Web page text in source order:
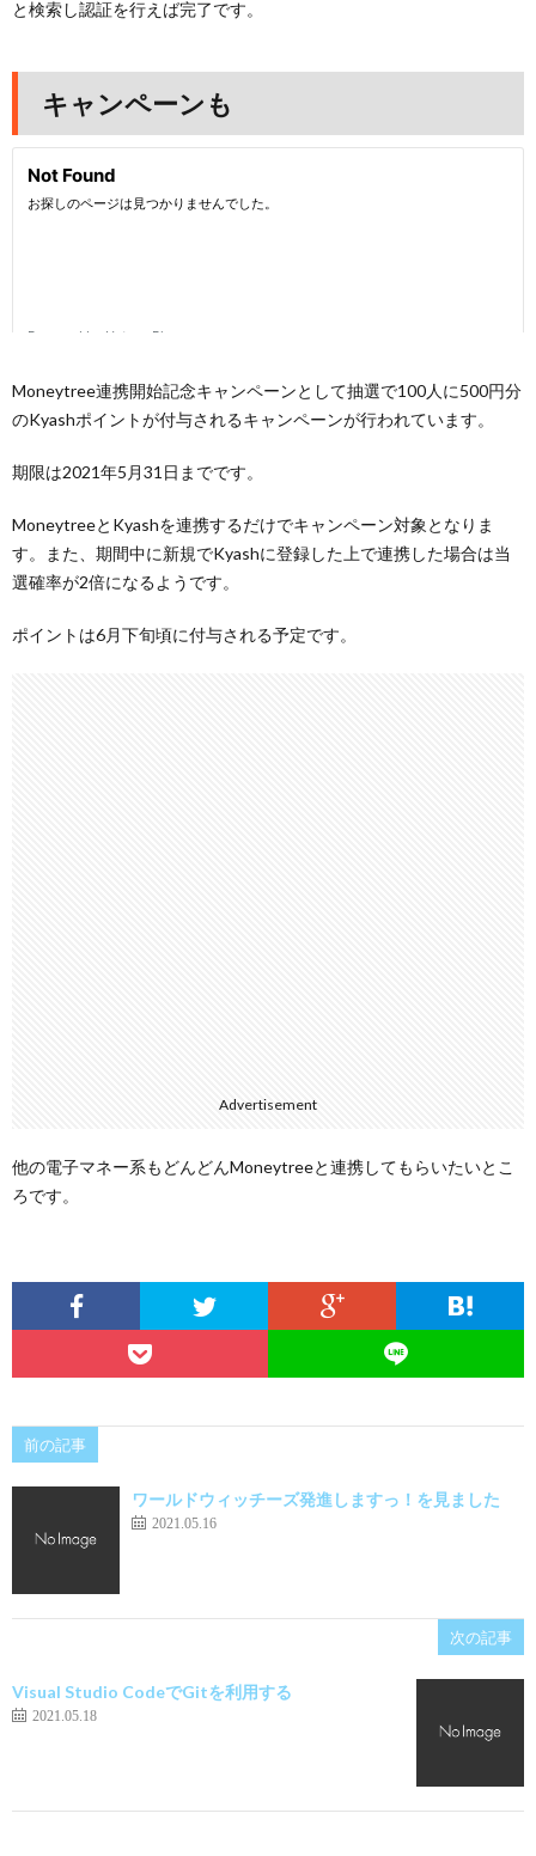
と検索し認証を行えば完了です。
キャンペーンも
Moneytree連携開始記念キャンペーンとして抽選で100人に500円分
のKyashポイントが付与されるキャンペーンが行われています。
期限は2021年5月31日までです。
MoneytreeとKyashを連携するだけでキャンペーン対象となりま
す。また、期間中に新規でKyashに登録した上で連携した場合は当
選確率が2倍になるようです。
ポイントは6月下旬頃に付与される予定です。
Advertisement
他の電子マネー系もどんどんMoneytreeと連携してもらいたいとこ
ろです。
前の記事
ワールドウィッチーズ発進しますっ！を見ました
2021.05.16
次の記事
Visual Studio CodeでGitを利用する
2021.05.18